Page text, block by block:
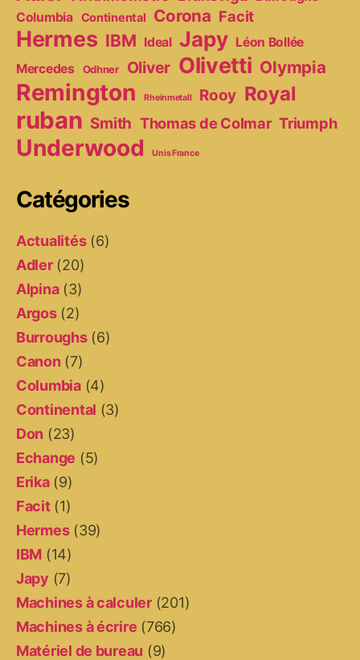
Columbia Continental Corona Facit
Hermes IBM Ideal Japy Léon Bollée
Mercedes
Odhner Oliver Olivetti Olympia
Remington Rheinmetall Rooy Royal
ruban Smith Thomas de Colmar Triumph
Underwood Unis France
Catégories
Actualités(6)
Adler(20)
Alpina(3)
Argos(2)
Burroughs(6)
Canon (7)
Columbia(4)
Continental (3)
Don (23)
Echange (5)
Erika(9)
Facit(1)
Hermes(39)
IBM (14)
Japy (7)
Machines à calculer(201)
Machines à écrire (766)
Matériel de bureau (9)